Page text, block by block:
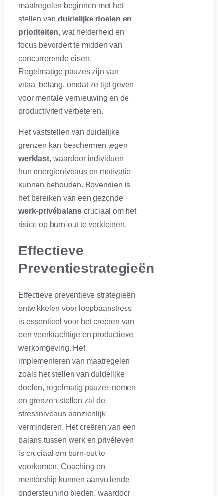
maatregelen beginnen met het
stellen van duidelijke doelen en
prioriteiten, wat helderheid en
focus bevordert te midden van
concurrerende eisen.
Regelmatige pauzes zijn van
vitaal belang, omdat ze tijd geven
voor mentale vernieuwing en de
productiviteit verbeteren.
Het vaststellen van duidelijke
grenzen kan beschermen tegen
werklast, waardoor individuen
hun energieniveaus en motivatie
kunnen behouden. Bovendien is
het bereiken van een gezonde
werk-privébalans cruciaal om het
risico op burn-out te verkleinen.
Effectieve
Preventiestrategieën
Effectieve preventieve strategieën
ontwikkelen voor loopbaanstress
is essentieel voor het creëren van
een veerkrachtige en productieve
werkomgeving. Het
implementeren van maatregelen
zoals het stellen van duidelijke
doelen, regelmatig pauzes nemen
en grenzen stellen zal de
stressniveaus aanzienlijk
verminderen. Het creëren van een
balans tussen werk en privéleven
is cruciaal om burn-out te
voorkomen. Coaching en
mentorship kunnen aanvullende
ondersteuning bieden, waardoor